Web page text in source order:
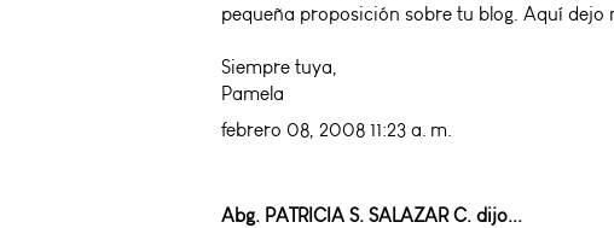
pequeña proposición sobre tu blog. Aquí
Siempre tuya,
Pamela
febrero 08, 2008 11:23 a. m.
Abg. PATRICIA S. SALAZAR C. dijo...